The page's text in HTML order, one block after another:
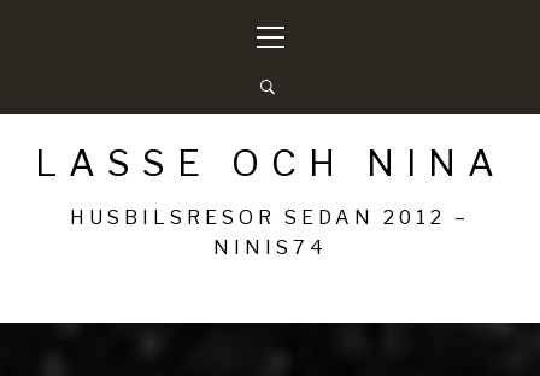
meny
LASSE OCH NINA
HUSBILSRESOR SEDAN 2012 –
NINIS74